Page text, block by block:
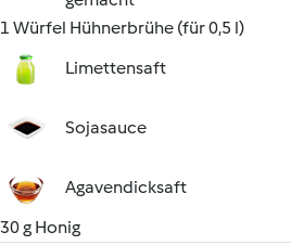
1 Würfel Hühnerbrühe (für 0,5 l)
Limettensaft
Sojasauce
Agavendicksaft
30 g Honig